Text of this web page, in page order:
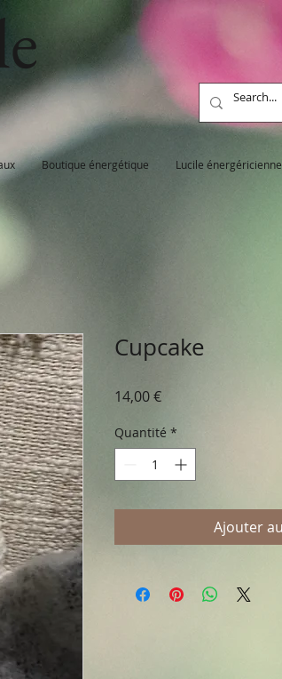
Boutique énergétique Lucile énergéricienne
Cupcake
14,00 €Prix
Quantité *
Ajouter